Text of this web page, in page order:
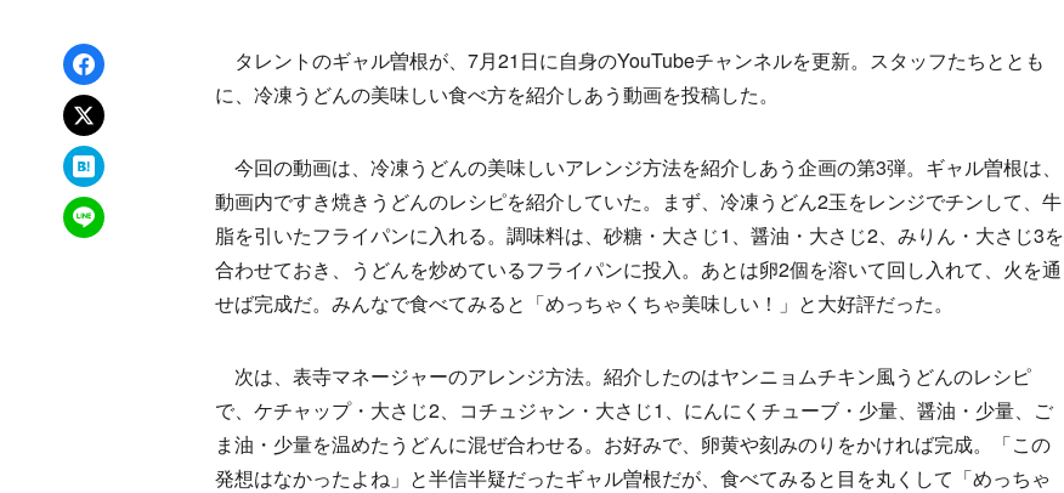
Facebookでシェア
xでポスト
はてなブックマーク
LINEで送る
タレントのギャル曽根が、7月21日に自身のYouTubeチャンネルを更新。スタッフたちととも
に、冷凍うどんの美味しい食べ方を紹介しあう動画を投稿した。
今回の動画は、冷凍うどんの美味しいアレンジ方法を紹介しあう企画の第3弾。ギャル曽根は、
動画内ですき焼きうどんのレシピを紹介していた。まず、冷凍うどん2玉をレンジでチンして、牛
脂を引いたフライパンに入れる。調味料は、砂糖・大さじ1、醤油・大さじ2、みりん・大さじ3を
合わせておき、うどんを炒めているフライパンに投入。あとは卵2個を溶いて回し入れて、火を通
せば完成だ。みんなで食べてみると「めっちゃくちゃ美味しい！」と大好評だった。
次は、表寺マネージャーのアレンジ方法。紹介したのはヤンニョムチキン風うどんのレシピ
で、ケチャップ・大さじ2、コチュジャン・大さじ1、にんにくチューブ・少量、醤油・少量、ご
ま油・少量を温めたうどんに混ぜ合わせる。お好みで、卵黄や刻みのりをかければ完成。「この
発想はなかったよね」と半信半疑だったギャル曽根だが、食べてみると目を丸くして「めっちゃ